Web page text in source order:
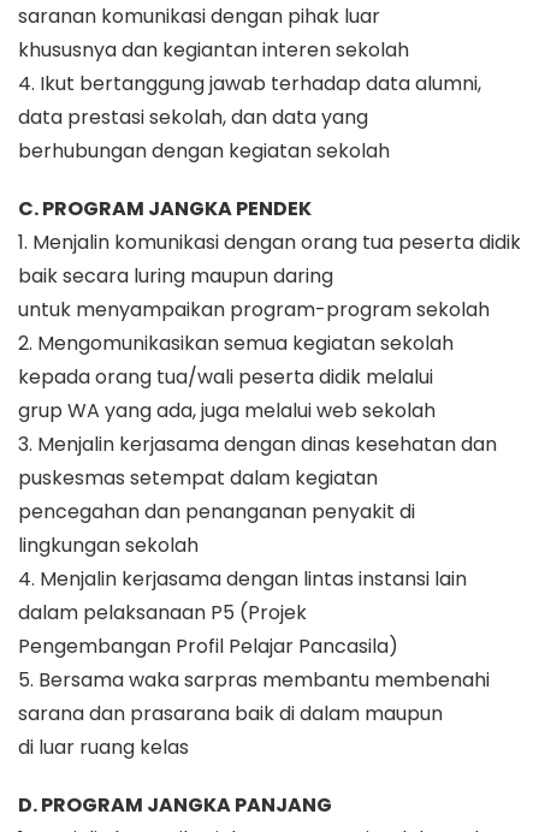
saranan komunikasi dengan pihak luar
khususnya dan kegiantan interen sekolah
4. Ikut bertanggung jawab terhadap data alumni,
data prestasi sekolah, dan data yang
berhubungan dengan kegiatan sekolah
C. PROGRAM JANGKA PENDEK
1. Menjalin komunikasi dengan orang tua peserta didik
baik secara luring maupun daring
untuk menyampaikan program-program sekolah
2. Mengomunikasikan semua kegiatan sekolah
kepada orang tua/wali peserta didik melalui
grup WA yang ada, juga melalui web sekolah
3. Menjalin kerjasama dengan dinas kesehatan dan
puskesmas setempat dalam kegiatan
pencegahan dan penanganan penyakit di
lingkungan sekolah
4. Menjalin kerjasama dengan lintas instansi lain
dalam pelaksanaan P5 (Projek
Pengembangan Profil Pelajar Pancasila)
5. Bersama waka sarpras membantu membenahi
sarana dan prasarana baik di dalam maupun
di luar ruang kelas
D. PROGRAM JANGKA PANJANG